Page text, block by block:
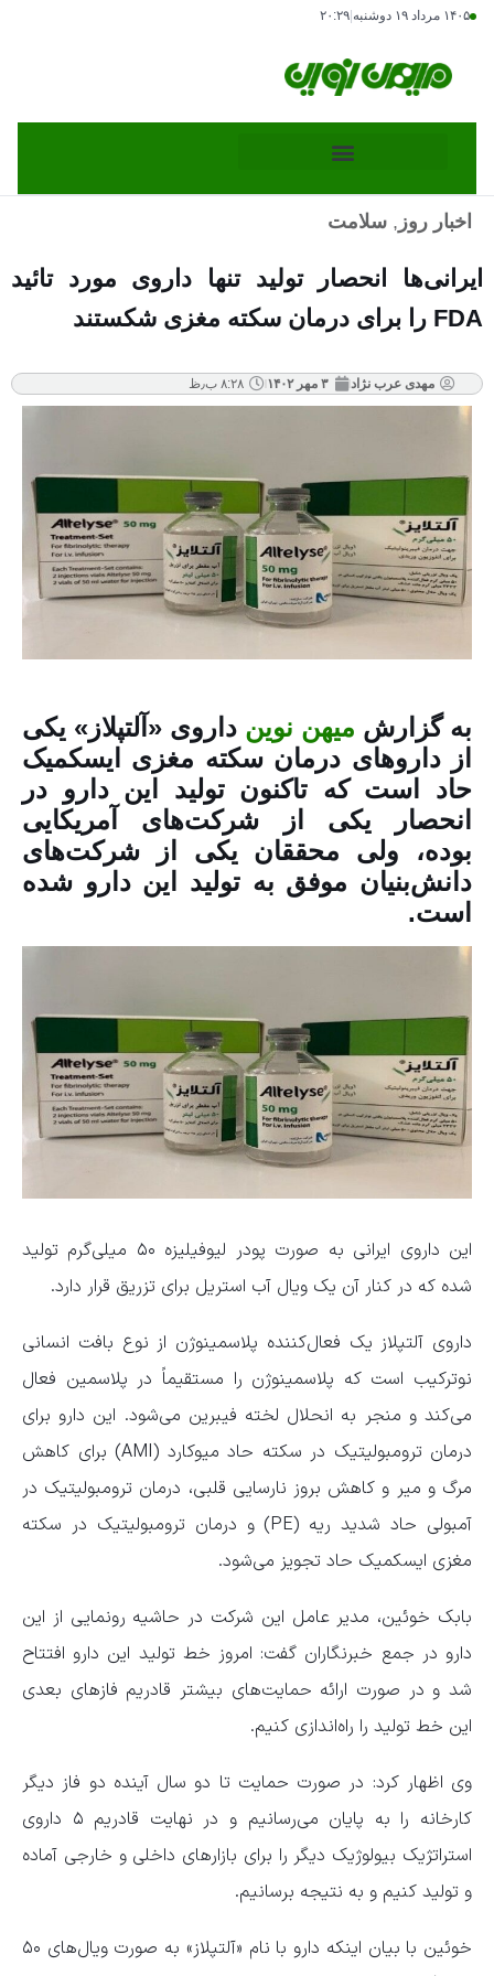
۱۴۰۵ مرداد ۱۹ دوشنبه ۲۰:۲۹
اخبار روز , سلامت
ایرانی‌ها انحصار تولید تنها داروی مورد تائید
FDA را برای درمان سکته مغزی شکستند
مهدی عرب نژاد ۳ مهر ۱۴۰۲ ۸:۲۸ ب٫ظ
به گزارش میهن نوین داروی «آلتپلاز» یکی
از دارو‌های درمان سکته مغزی ایسکمیک
حاد است که تاکنون تولید این دارو در
انحصار یکی از شرکت‌های آمریکایی
بوده، ولی محققان یکی از شرکت‌های
دانش‌بنیان موفق به تولید این دارو شده
است.
این داروی ایرانی به صورت پودر لیوفیلیزه ۵۰ میلی‌گرم تولید
شده که در کنار آن یک ویال آب استریل برای تزریق قرار دارد.
داروی آلتپلاز یک فعال‌کننده پلاسمینوژن از نوع بافت انسانی
نوترکیب است که پلاسمینوژن را مستقیماً در پلاسمین فعال
می‌کند و منجر به انحلال لخته فیبرین می‌شود. این دارو برای
درمان ترومبولیتیک در سکته حاد میوکارد (AMI) برای کاهش
مرگ و میر و کاهش بروز نارسایی قلبی، درمان ترومبولیتیک در
آمبولی حاد شدید ریه (PE) و درمان ترومبولیتیک در سکته
مغزی ایسکمیک حاد تجویز می‌شود.
بابک خوئین، مدیر عامل این شرکت در حاشیه رونمایی از این
دارو در جمع خبرنگاران گفت: امروز خط تولید این دارو افتتاح
شد و در صورت ارائه حمایت‌های بیشتر قادریم فاز‌های بعدی
این خط تولید را راه‌اندازی کنیم.
وی اظهار کرد: در صورت حمایت تا دو سال آینده دو فاز دیگر
کارخانه را به پایان می‌رسانیم و در نهایت قادریم ۵ داروی
استراتژیک بیولوژیک دیگر را برای بازار‌های داخلی و خارجی آماده
و تولید کنیم و به نتیجه برسانیم.
خوئین با بیان اینکه دارو با نام «آلتپلاز» به صورت ویال‌های ۵۰